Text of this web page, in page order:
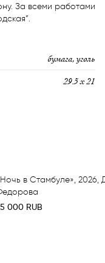
За всеми работами
бумага, уголь
29.5 x 21
в Стамбуле», 2026,
000 RUB